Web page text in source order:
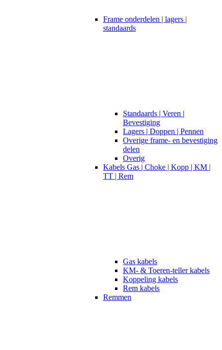
Frame onderdelen | lagers |
standaards
Standaards | Veren |
Bevestiging
Lagers | Doppen | Pennen
Overige frame- en bevestiging
delen
Overig
Kabels Gas | Choke | Kopp | KM |
TT | Rem
Gas kabels
KM- & Toeren-teller kabels
Koppeling kabels
Rem kabels
Remmen